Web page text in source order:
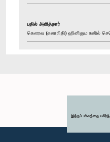
பதில் அளித்தார்
கௌரவ (கலாநிதி) ஹினிதும சுனில்
இந்தப் பக்கத்தை